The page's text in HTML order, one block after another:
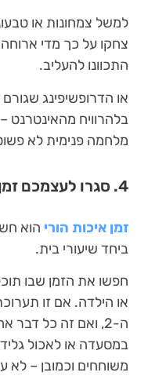
למשל צמחונות או
צחקו על כך מדי
התכוונו להעליב.
או הדרופשיפינג
בלהרוויח מהאינטרנט
מלחמה פנימית לא
4. סגרו לעצמכם זמן איכות
זמן איכות הורי הוא
ביחד שיעורי בית.
חפשו את הזמן שבו
או הילדה. אם זו
ה-2, ואם זה כל
במסעדה או לאכול
משוחחים וכמובן – לא